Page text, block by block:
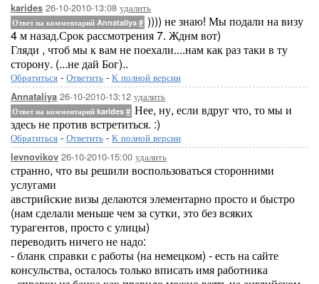
karides 26-10-2010-13:08 удалить
Ответ на комментарий Annataliya # )))) не знаю! Мы подали на визу
4 м назад.Срок рассмотрения 7. Жднм вот)
Гляди , чтоб мы к вам не поехали....нам как раз таки в ту
сторону. (...не дай Бог)..
Обратиться - Ответить - К полной версии
Annataliya 26-10-2010-13:12 удалить
Ответ на комментарий karides # Нее, ну, если вдруг что, то мы и
здесь не против встретиться. :)
Обратиться - Ответить - К полной версии
levnovikov 26-10-2010-15:00 удалить
странно, что вы решили воспользоваться сторонними
услугами
австрийские визы делаются элементарно просто и быстро
(нам сделали меньше чем за сутки, это без всяких
турагентов, просто с улицы)
переводить ничего не надо:
- бланк справки с работы (на немецком) - есть на сайте
консульства, осталось только вписать имя работника